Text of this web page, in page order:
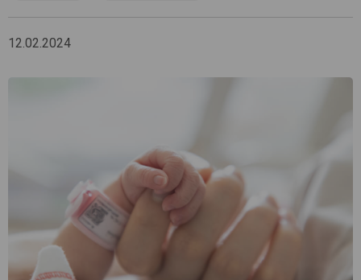
12.02.2024